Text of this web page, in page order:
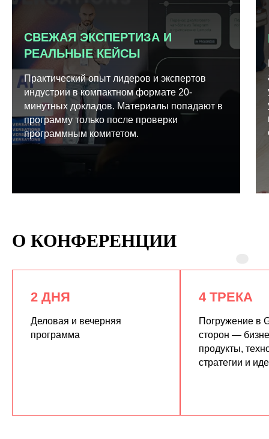
СВЕЖАЯ ЭКСПЕРТИЗА И
РЕАЛЬНЫЕ КЕЙСЫ
Практический опыт лидеров и экспертов
индустрии в компактном формате 20-
минутных докладов. Материалы попадают в
программу только после проверки
программным комитетом.
О КОНФЕРЕНЦИИ
2 ДНЯ
Деловая и вечерняя
программа
4 ТРЕКА
Погружение в
сторон —
продукты,
стратегии и